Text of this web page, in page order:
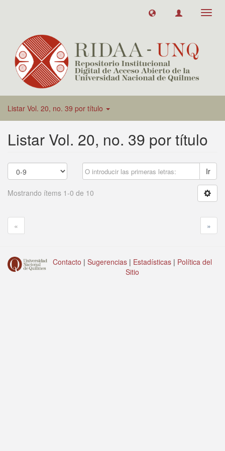
Listar Vol. 20, no. 39 por título
Listar Vol. 20, no. 39 por título
Ir
Mostrando ítems 1-0 de 10
« »
Contacto | Sugerencias | Estadísticas | Política del
Sitio